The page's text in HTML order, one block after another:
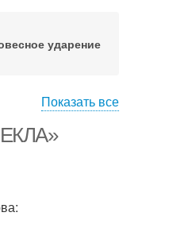
ударение
Показать все